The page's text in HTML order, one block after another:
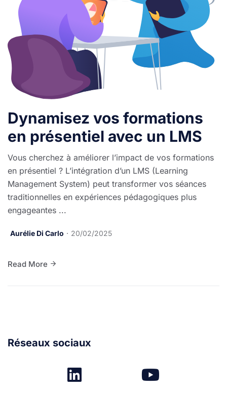
Dynamisez vos formations
en présentiel avec un LMS
Vous cherchez à améliorer l’impact de vos formations
en présentiel ? L’intégration d’un LMS (Learning
Management System) peut transformer vos séances
traditionnelles en expériences pédagogiques plus
engageantes ...
Aurélie Di Carlo 20/02/2025
Read More
Réseaux sociaux